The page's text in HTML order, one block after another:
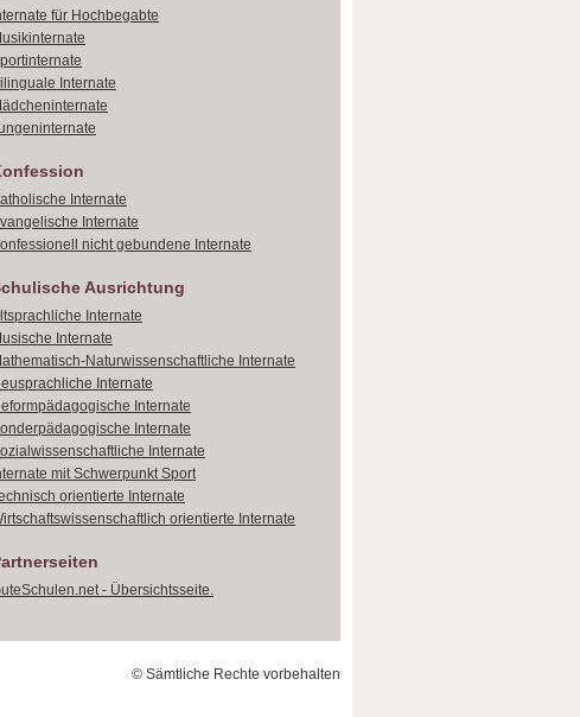
für Hochbegabte
Internate
Internate
Internate
nicht gebundene Internate
Ausrichtung
Internate
Internate
Naturwissenschaftliche Internate
Internate
Internate
Internate
Internate
mit Schwerpunkt Sport
orientierte Internate
orientierte Internate
- Übersichtsseite.
© Sämtliche Rechte vorbehalten